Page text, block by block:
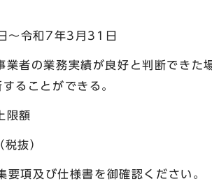
和7年3月31日
業務実績が良好と判断できた場
ることができる。
額
）
項及び仕様書を御確認ください。